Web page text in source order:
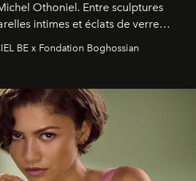
Othoniel. Entre sculptures
intimes et éclats de verre
compose un itinéraire
œuvre devient le souvenir
BE x Fondation Boghossian